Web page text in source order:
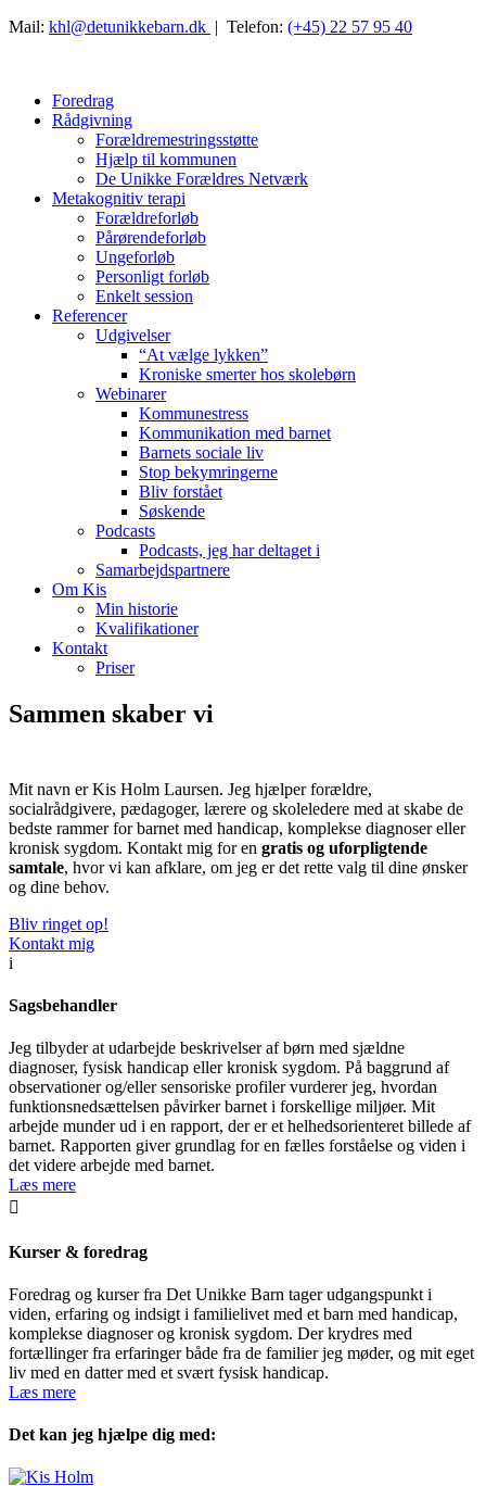
Mail: khl@detunikkebarn.dk | Telefon: (+45) 22 57 95 40
Foredrag
Rådgivning
Forældremestringsstøtte
Hjælp til kommunen
De Unikke Forældres Netværk
Metakognitiv terapi
Forældreforløb
Pårørendeforløb
Ungeforløb
Personligt forløb
Enkelt session
Referencer
Udgivelser
“At vælge lykken”
Kroniske smerter hos skolebørn
Webinarer
Kommunestress
Kommunikation med barnet
Barnets sociale liv
Stop bekymringerne
Bliv forstået
Søskende
Podcasts
Podcasts, jeg har deltaget i
Samarbejdspartnere
Om Kis
Min historie
Kvalifikationer
Kontakt
Priser
Sammen skaber vi
Mit navn er Kis Holm Laursen. Jeg hjælper forældre,
socialrådgivere, pædagoger, lærere og skoleledere med at skabe de
bedste rammer for barnet med handicap, komplekse diagnoser eller
kronisk sygdom. Kontakt mig for en gratis og uforpligtende
samtale, hvor vi kan afklare, om jeg er det rette valg til dine ønsker
og dine behov.
Bliv ringet op!
Kontakt mig
i
Sagsbehandler
Jeg tilbyder at udarbejde beskrivelser af børn med sjældne
diagnoser, fysisk handicap eller kronisk sygdom. På baggrund af
observationer og/eller sensoriske profiler vurderer jeg, hvordan
funktionsnedsættelsen påvirker barnet i forskellige miljøer. Mit
arbejde munder ud i en rapport, der er et helhedsorienteret billede af
barnet. Rapporten giver grundlag for en fælles forståelse og viden i
det videre arbejde med barnet.
Læs mere

Kurser & foredrag
Foredrag og kurser fra Det Unikke Barn tager udgangspunkt i
viden, erfaring og indsigt i familielivet med et barn med handicap,
komplekse diagnoser og kronisk sygdom. Der krydres med
fortællinger fra erfaringer både fra de familier jeg møder, og mit eget
liv med en datter med et svært fysisk handicap.
Læs mere
Det kan jeg hjælpe dig med: